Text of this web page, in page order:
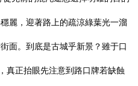
麗，迎著路上的疏涼綠葉光一溜
面。到底是古城乎新景？雖于口
真正抬眼先注意到路口牌若缺蝕